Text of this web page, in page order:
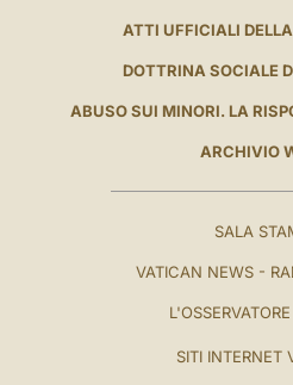
ATTI UFFICIALI
DOTTRINA SOCIALE
ABUSO SUI MINORI. LA
ARCHIVIO
SALA
VATICAN NEWS -
SITI INTERNET